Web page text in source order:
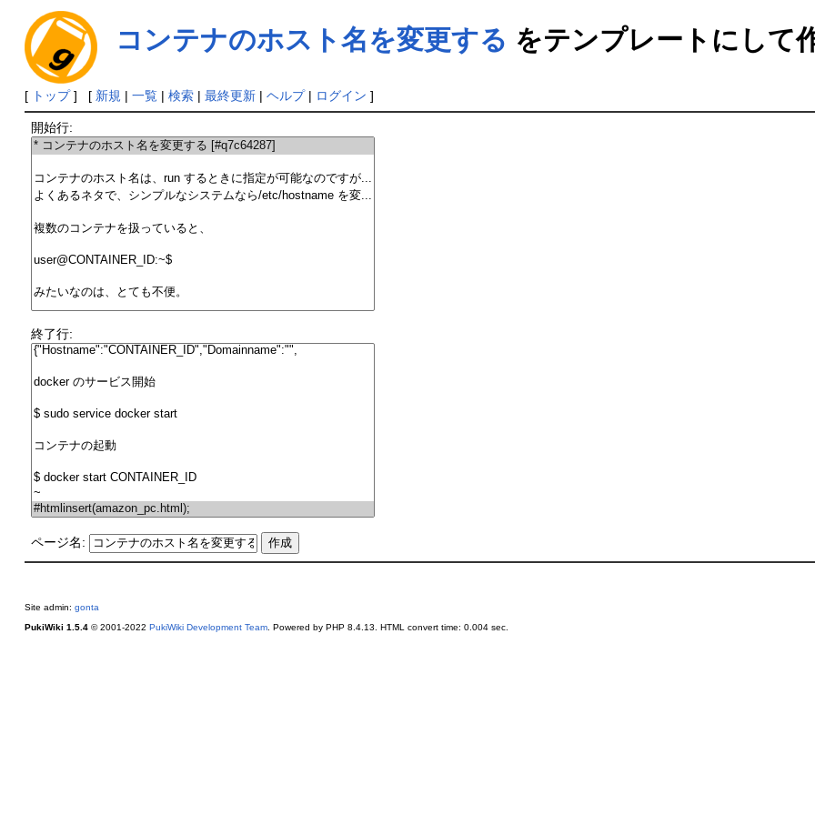
コンテナのホスト名を変更する をテンプレートにして
[ トップ] [ 新規 | 一覧| 検索| 最終更新| ヘルプ| ログイン ]
開始行:
終了行:
ページ名:
Site admin: gonta
PukiWiki 1.5.4© 2001-2022 PukiWiki Development Team. Powered by PHP 8.4.13. HTML convert time: 0.004 sec.